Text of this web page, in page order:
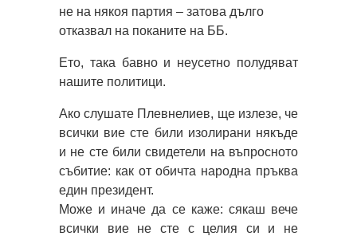
не на някоя партия – затова дълго
отказвал на поканите на ББ.
Ето, така бавно и неусетно полудяват
нашите политици.
Ако слушате Плевнелиев, ще излезе, че
всички вие сте били изолирани някъде
и не сте били свидетели на въпросното
събитие: как от обичта народна пръква
един президент.
Може и иначе да се каже: сякаш вече
всички вие не сте с целия си и не